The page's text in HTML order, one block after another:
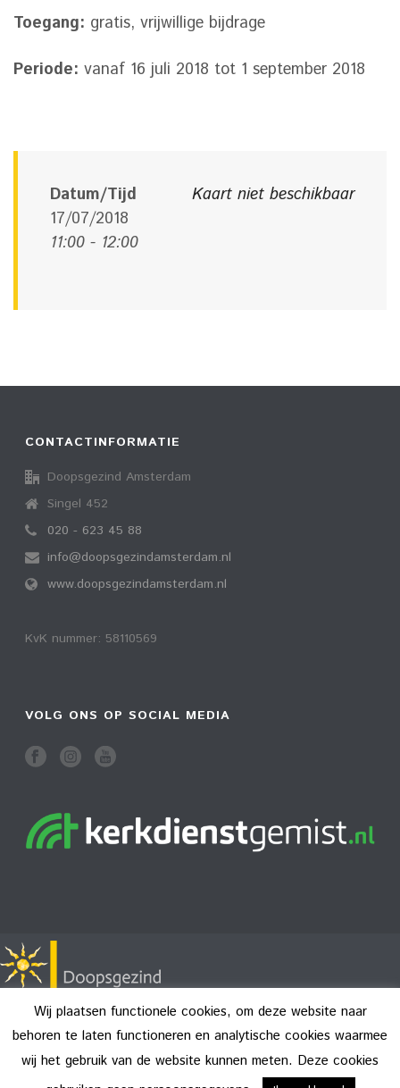
Toegang: gratis, vrijwillige bijdrage
Periode: vanaf 16 juli 2018 tot 1 september 2018
Kaart niet beschikbaar
Datum/Tijd
17/07/2018
11:00 - 12:00
CONTACTINFORMATIE
Doopsgezind Amsterdam
Singel 452
020 - 623 45 88
info@doopsgezindamsterdam.nl
www.doopsgezindamsterdam.nl
KvK nummer: 58110569
VOLG ONS OP SOCIAL MEDIA
Copyright All Rights Reserved © 2026
Disclaimer
Wij plaatsen functionele cookies, om deze website naar
behoren te laten functioneren en analytische cookies waarmee
wij het gebruik van de website kunnen meten. Deze cookies